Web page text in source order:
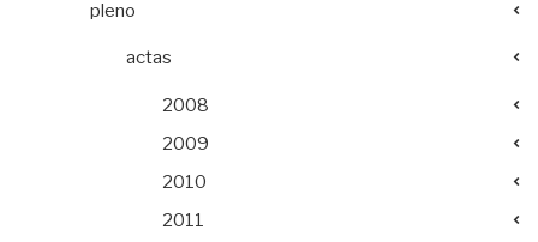
pleno
actas
2008
2009
2010
2011